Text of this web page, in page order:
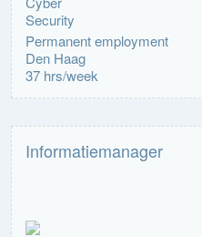
Permanent employment
Den Haag
37 hrs/week
Informatiemanager